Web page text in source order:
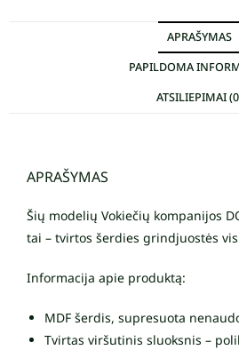
APRAŠYMAS
PAPILDOMA
ATSILIEPIMAI
APRAŠYMAS
Šių modelių Vokiečių kompanijos
tai – tvirtos šerdies grindjuostės
Informacija apie produktą:
MDF šerdis, supresuota
Tvirtas viršutinis sluoksnis –